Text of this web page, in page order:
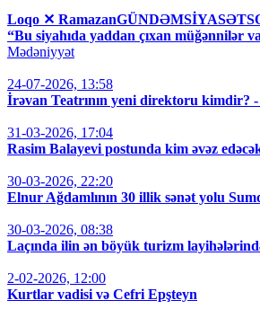
Loqo ✕
“Bu siyahıda yaddan çıxan müğənnilər
Mədəniyyət
24-07-2026, 13:58
İrəvan Teatrının yeni direktoru kimdir?
31-03-2026, 17:04
Rasim Balayevi postunda kim əvəz
30-03-2026, 22:20
Elnur Ağdamlının 30 illik sənət yolu
30-03-2026, 08:38
Laçında ilin ən böyük turizm
2-02-2026, 12:00
Kurtlar vadisi və Cefri Epşteyn